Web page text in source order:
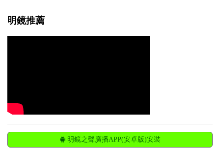
明鏡推薦
明鏡之聲廣播APP(安卓版)安裝